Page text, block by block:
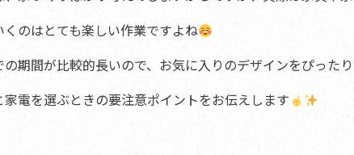
のはとても楽しい作業ですよね
期間が比較的長いので、お気に入りのデザインをぴった
電を選ぶときの要注意ポイントをお伝えします